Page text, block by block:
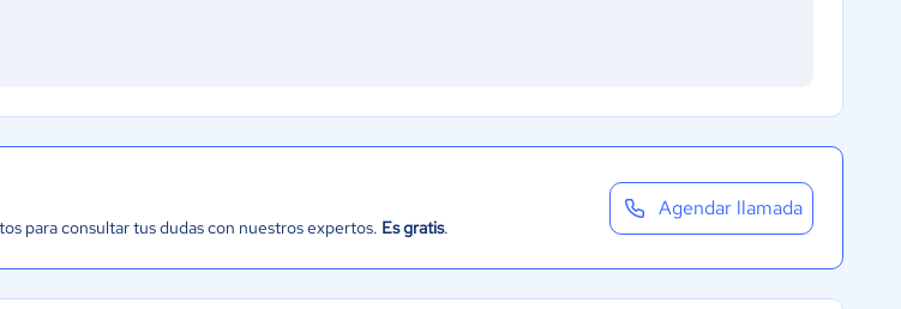
para consultar tus dudas con nuestros expertos. Es gratis.
Agendar llamada